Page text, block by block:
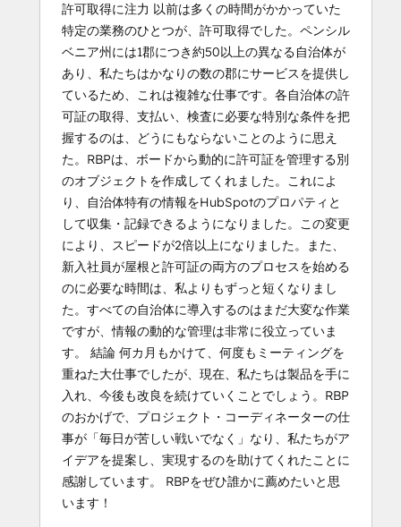
許可取得に注力 以前は多くの時間がかかっていた
特定の業務のひとつが、許可取得でした。ペンシル
ベニア州には1郡につき約50以上の異なる自治体が
あり、私たちはかなりの数の郡にサービスを提供し
ているため、これは複雑な仕事です。各自治体の許
可証の取得、支払い、検査に必要な特別な条件を把
握するのは、どうにもならないことのように思え
た。RBPは、ボードから動的に許可証を管理する別
のオブジェクトを作成してくれました。これによ
り、自治体特有の情報をHubSpotのプロパティと
して収集・記録できるようになりました。この変更
により、スピードが2倍以上になりました。また、
新入社員が屋根と許可証の両方のプロセスを始める
のに必要な時間は、私よりもずっと短くなりまし
た。すべての自治体に導入するのはまだ大変な作業
ですが、情報の動的な管理は非常に役立っていま
す。 結論 何カ月もかけて、何度もミーティングを
重ねた大仕事でしたが、現在、私たちは製品を手に
入れ、今後も改良を続けていくことでしょう。RBP
のおかげで、プロジェクト・コーディネーターの仕
事が「毎日が苦しい戦いでなく」なり、私たちがア
イデアを提案し、実現するのを助けてくれたことに
感謝しています。 RBPをぜひ誰かに薦めたいと思
います！